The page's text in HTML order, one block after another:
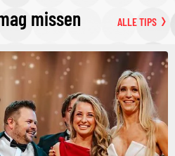
missen ALLE TIPS